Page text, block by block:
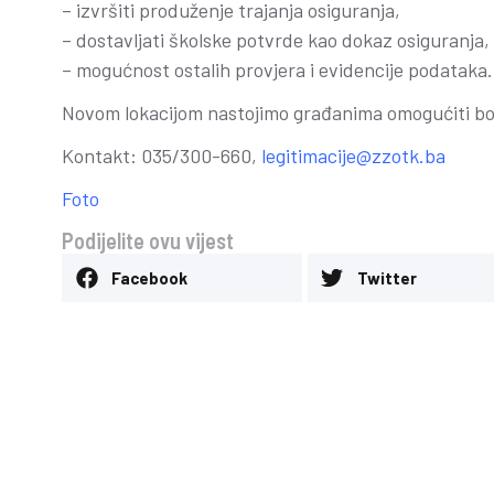
– izvršiti produženje trajanja osiguranja,
– dostavljati školske potvrde kao dokaz osiguranja,
– mogućnost ostalih provjera i evidencije podataka.
Novom lokacijom nastojimo građanima omogućiti
Kontakt: 035/300-660, legitimacije@zzotk.ba
Foto
Podijelite ovu vijest
Facebook Twitter
Pozitivno